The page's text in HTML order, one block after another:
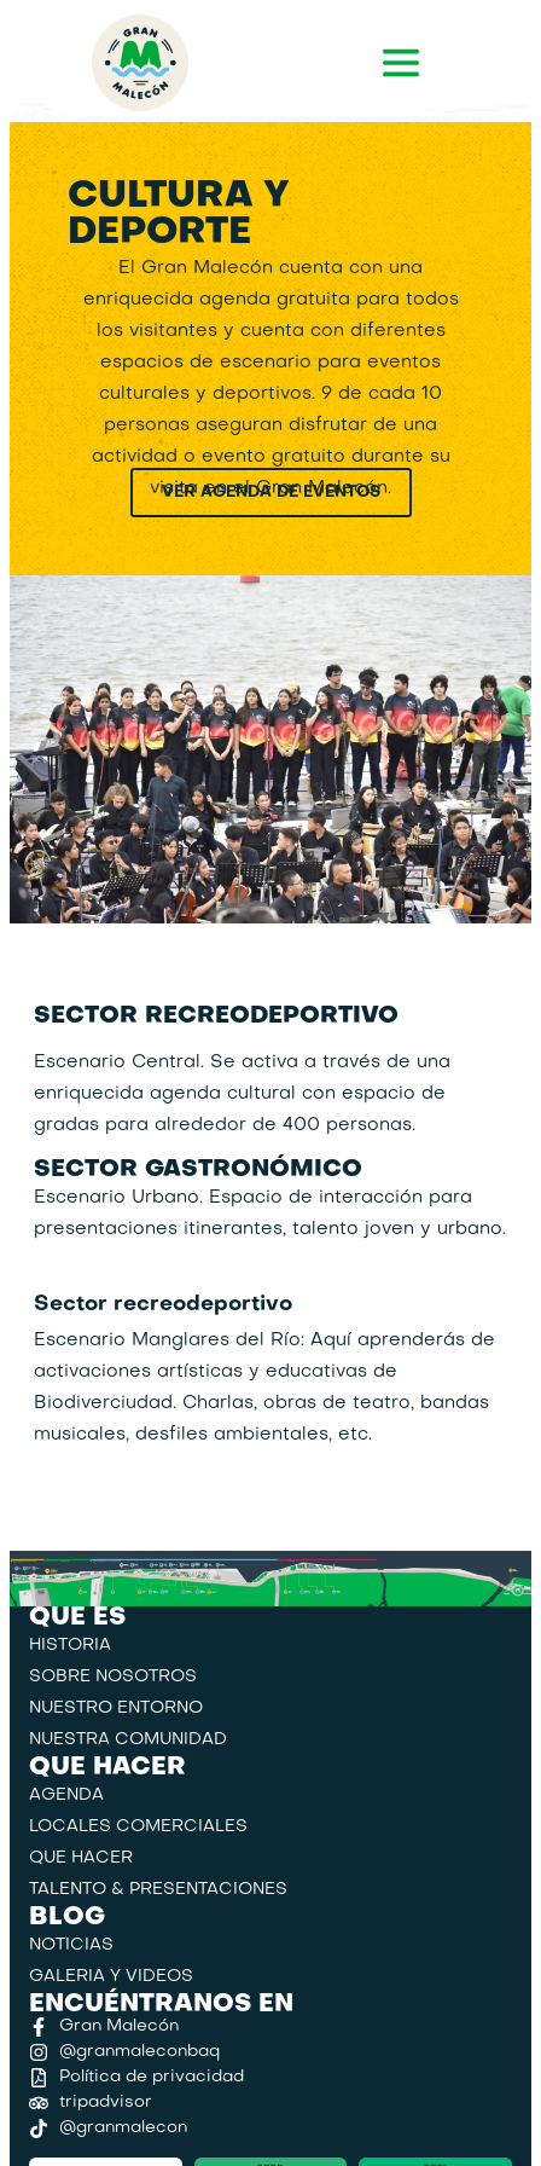
CULTURA Y
DEPORTE
El Gran Malecón cuenta con una
enriquecida agenda gratuita para todos
los visitantes y cuenta con diferentes
espacios de escenario para eventos
culturales y deportivos. 9 de cada 10
personas aseguran disfrutar de una
actividad o evento gratuito durante su
visita en el Gran Malecón.
VER AGENDA DE EVENTOS
SECTOR RECREODEPORTIVO
Escenario Central. Se activa a través de una
enriquecida agenda cultural con espacio de
gradas para alrededor de 400 personas.
SECTOR GASTRONÓMICO
Escenario Urbano. Espacio de interacción para
presentaciones itinerantes, talento joven y urbano.
Sector recreodeportivo
Escenario Manglares del Río: Aquí aprenderás de
activaciones artísticas y educativas de
Biodiverciudad. Charlas, obras de teatro, bandas
musicales, desfiles ambientales, etc.
QUE ES
HISTORIA
SOBRE NOSOTROS
NUESTRO ENTORNO
NUESTRA COMUNIDAD
QUE HACER
AGENDA
LOCALES COMERCIALES
QUE HACER
TALENTO & PRESENTACIONES
BLOG
NOTICIAS
GALERIA Y VIDEOS
ENCUÉNTRANOS EN
Gran Malecón
@granmaleconbaq
Política de privacidad
tripadvisor
@granmalecon